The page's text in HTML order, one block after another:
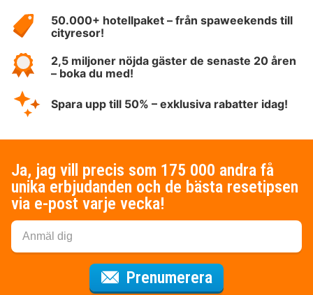
HotelSpecials50.000+ hotellpaket – från spaweekends till
cityresor!
2,5 miljoner nöjda gäster de senaste 20 åren
– boka du med!
Spara upp till 50% – exklusiva rabatter idag!
Ja, jag vill precis som 175 000 andra få
unika erbjudanden och de bästa resetipsen
via e-post varje vecka!
Prenumerera